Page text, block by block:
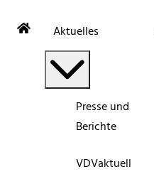
Aktuelles
Presse und
Berichte
VDVaktuell